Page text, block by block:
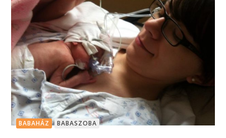
BABAHÁZ BABASZOBA